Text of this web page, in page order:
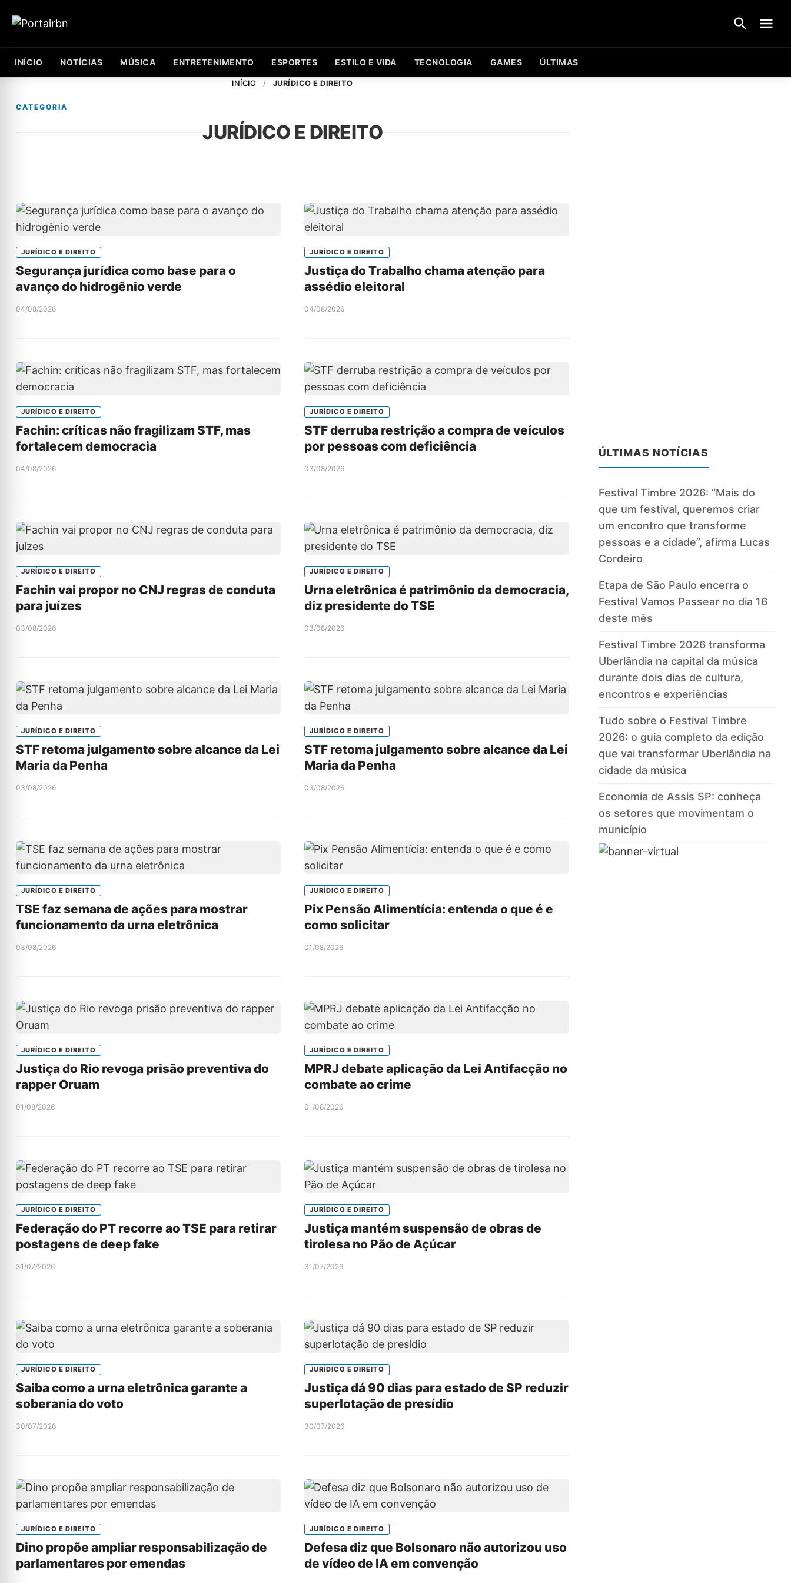
INÍCIO NOTÍCIAS MÚSICA ENTRETENIMENTO ESPORTES ESTILO E VIDA TECNOLOGIA GAMES ÚLTIMAS
INÍCIO / JURÍDICO E DIREITO
CATEGORIA
JURÍDICO E DIREITO
JURÍDICO E DIREITO
Segurança jurídica como base para o
avanço do hidrogênio verde
04/08/2026
JURÍDICO E DIREITO
Justiça do Trabalho chama atenção para
assédio eleitoral
04/08/2026
JURÍDICO E DIREITO
Fachin: críticas não fragilizam STF, mas
fortalecem democracia
04/08/2026
JURÍDICO E DIREITO
STF derruba restrição a compra de veículos
por pessoas com deficiência
03/08/2026
JURÍDICO E DIREITO
Fachin vai propor no CNJ regras de conduta
para juízes
03/08/2026
JURÍDICO E DIREITO
Urna eletrônica é patrimônio da democracia,
diz presidente do TSE
03/08/2026
JURÍDICO E DIREITO
STF retoma julgamento sobre alcance da Lei
Maria da Penha
03/08/2026
JURÍDICO E DIREITO
STF retoma julgamento sobre alcance da Lei
Maria da Penha
03/08/2026
JURÍDICO E DIREITO
TSE faz semana de ações para mostrar
funcionamento da urna eletrônica
03/08/2026
JURÍDICO E DIREITO
Pix Pensão Alimentícia: entenda o que é e
como solicitar
01/08/2026
JURÍDICO E DIREITO
Justiça do Rio revoga prisão preventiva do
rapper Oruam
01/08/2026
JURÍDICO E DIREITO
MPRJ debate aplicação da Lei Antifacção no
combate ao crime
01/08/2026
JURÍDICO E DIREITO
Federação do PT recorre ao TSE para retirar
postagens de deep fake
31/07/2026
JURÍDICO E DIREITO
Justiça mantém suspensão de obras de
tirolesa no Pão de Açúcar
31/07/2026
JURÍDICO E DIREITO
Saiba como a urna eletrônica garante a
soberania do voto
30/07/2026
JURÍDICO E DIREITO
Justiça dá 90 dias para estado de SP reduzir
superlotação de presídio
30/07/2026
JURÍDICO E DIREITO
Dino propõe ampliar responsabilização de
parlamentares por emendas
JURÍDICO E DIREITO
Defesa diz que Bolsonaro não autorizou uso
de vídeo de IA em convenção
ÚLTIMAS NOTÍCIAS
Festival Timbre 2026: “Mais do
que um festival, queremos criar
um encontro que transforme
pessoas e a cidade”, afirma Lucas
Cordeiro
Etapa de São Paulo encerra o
Festival Vamos Passear no dia 16
deste mês
Festival Timbre 2026 transforma
Uberlândia na capital da música
durante dois dias de cultura,
encontros e experiências
Tudo sobre o Festival Timbre
2026: o guia completo da edição
que vai transformar Uberlândia na
cidade da música
Economia de Assis SP: conheça
os setores que movimentam o
município